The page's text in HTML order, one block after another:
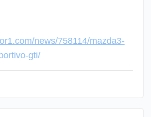
news/758114/mazda3-
gti/